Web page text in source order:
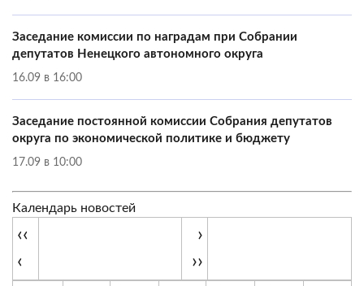
Заседание комиссии по наградам при Собрании
депутатов Ненецкого автономного округа
16.09 в 16:00
Заседание постоянной комиссии Собрания депутатов
округа по экономической политике и бюджету
17.09 в 10:00
Календарь новостей
‹‹
‹
›
››